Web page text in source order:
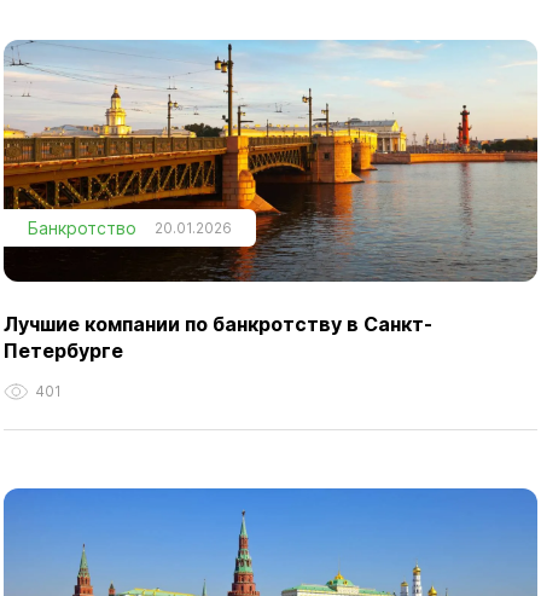
Банкротство 20.01.2026
Лучшие компании по банкротству в Санкт-
Петербурге
401